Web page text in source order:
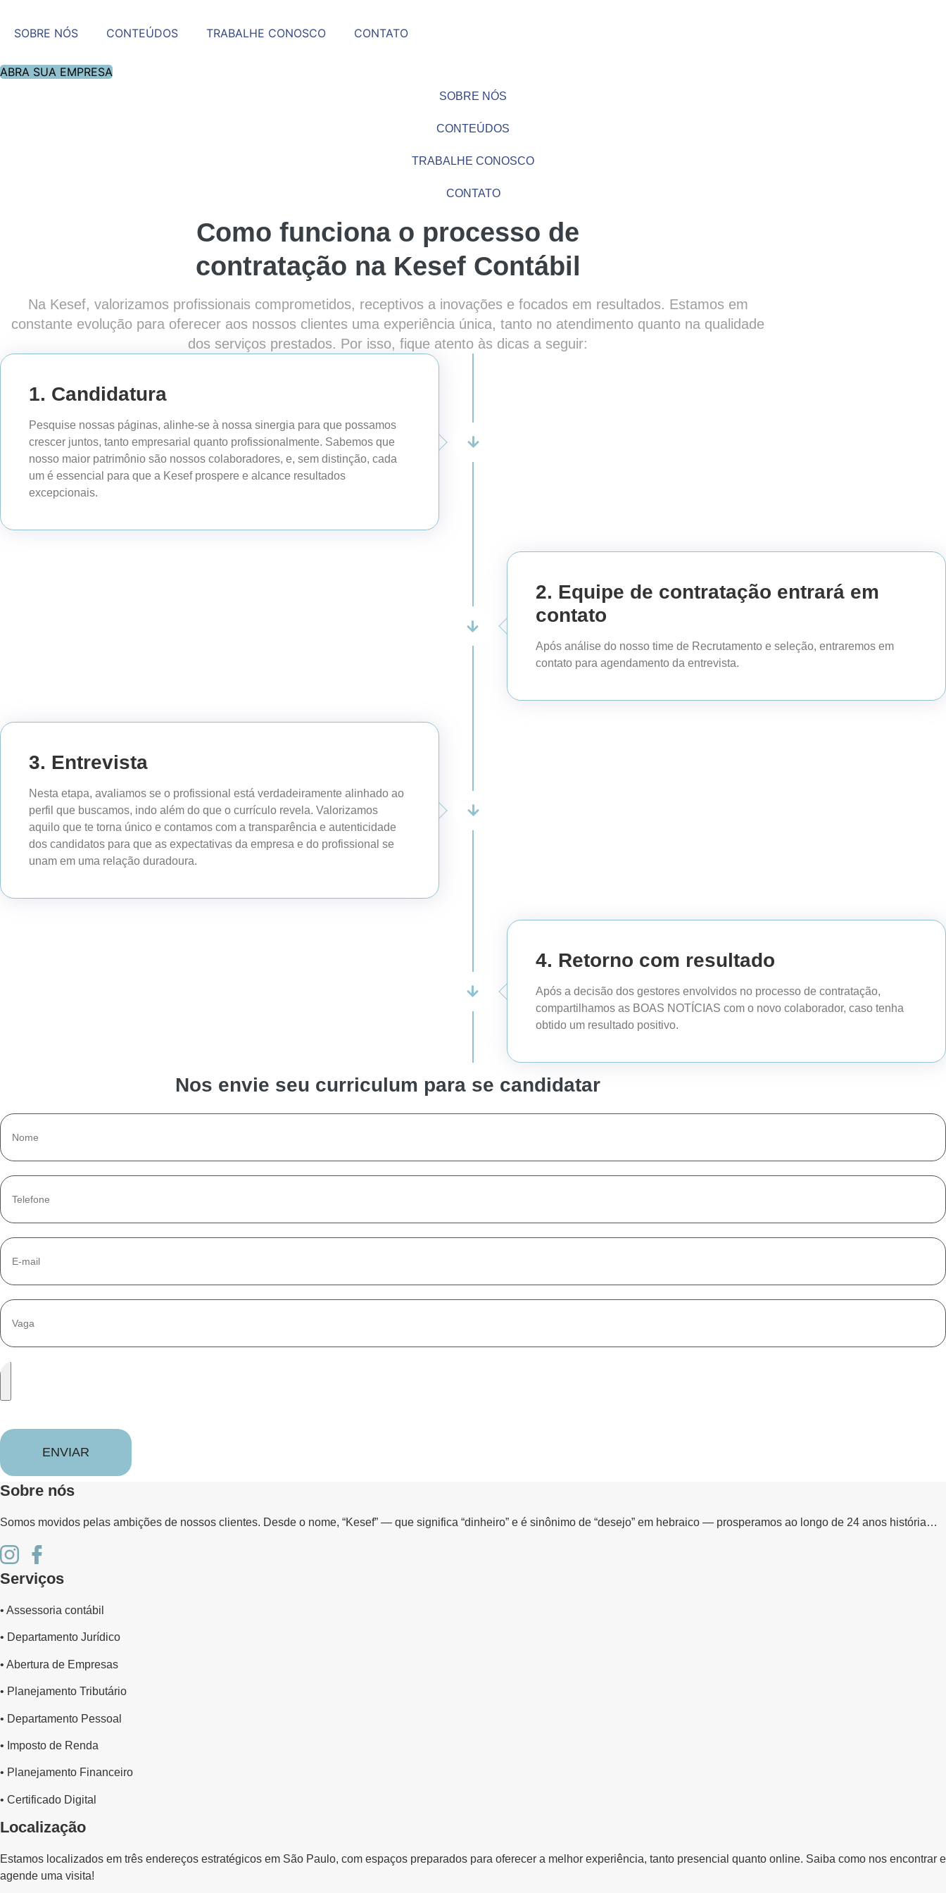
SOBRE NÓS CONTEÚDOS TRABALHE CONOSCO CONTATO
ABRA SUA EMPRESA
SOBRE NÓS
CONTEÚDOS
TRABALHE CONOSCO
CONTATO
Como funciona o processo de
contratação na Kesef Contábil
Na Kesef, valorizamos profissionais comprometidos, receptivos a inovações e focados em resultados. Estamos em
constante evolução para oferecer aos nossos clientes uma experiência única, tanto no atendimento quanto na qualidade
dos serviços prestados. Por isso, fique atento às dicas a seguir:
1. Candidatura
Pesquise nossas páginas, alinhe-se à nossa sinergia para que possamos
crescer juntos, tanto empresarial quanto profissionalmente. Sabemos que
nosso maior patrimônio são nossos colaboradores, e, sem distinção, cada
um é essencial para que a Kesef prospere e alcance resultados
excepcionais.
2. Equipe de contratação entrará em
contato
Após análise do nosso time de Recrutamento e seleção, entraremos em
contato para agendamento da entrevista.
3. Entrevista
Nesta etapa, avaliamos se o profissional está verdadeiramente alinhado ao
perfil que buscamos, indo além do que o currículo revela. Valorizamos
aquilo que te torna único e contamos com a transparência e autenticidade
dos candidatos para que as expectativas da empresa e do profissional se
unam em uma relação duradoura.
4. Retorno com resultado
Após a decisão dos gestores envolvidos no processo de contratação,
compartilhamos as BOAS NOTÍCIAS com o novo colaborador, caso tenha
obtido um resultado positivo.
Nos envie seu curriculum para se candidatar
ENVIAR
Sobre nós
Somos movidos pelas ambições de nossos clientes. Desde o nome, “Kesef” — que significa “dinheiro” e é sinônimo de “desejo” em hebraico — prosperamos ao longo de 24 anos história…
Serviços
• Assessoria contábil
• Departamento Jurídico
• Abertura de Empresas
• Planejamento Tributário
• Departamento Pessoal
• Imposto de Renda
• Planejamento Financeiro
• Certificado Digital
Localização
Estamos localizados em três endereços estratégicos em São Paulo, com espaços preparados para oferecer a melhor experiência, tanto presencial quanto online. Saiba como nos encontrar e
agende uma visita!